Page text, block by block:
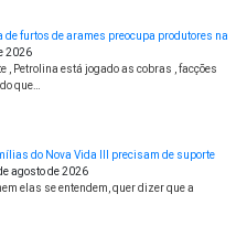
de furtos de arames preocupa produtores na
2026
, Petrolina está jogado as cobras , facções
que…
do Nova Vida III precisam de suporte
agosto de 2026
elas se entendem, quer dizer que a